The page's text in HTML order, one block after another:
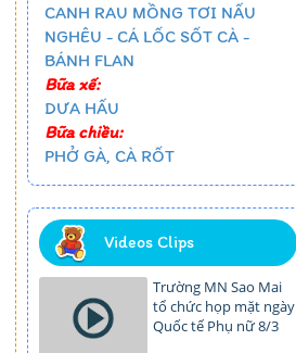
CANH RAU MỒNG TƠI NẤU
NGHÊU - CÁ LỐC SỐT CÀ -
BÁNH FLAN
Bữa xế:
DƯA HẤU
Bữa chiều:
PHỞ GÀ, CÀ RỐT
Videos Clips
Trường MN Sao Mai
tổ chức họp mặt ngày
Quốc tế Phụ nữ 8/3